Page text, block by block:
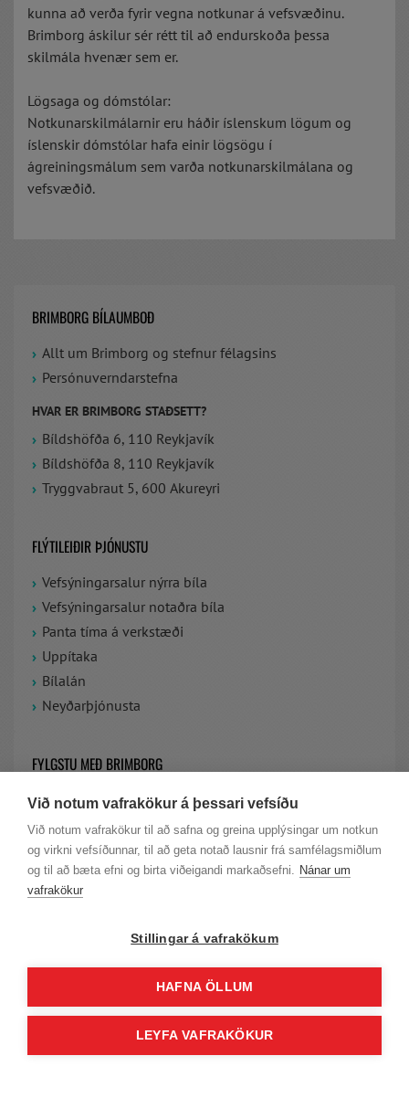
Við notum vafrakökur á þessari vefsíðu
Við notum vafrakökur til að safna og greina upplýsingar um notkun
og virkni vefsíðunnar, til að geta notað lausnir frá samfélagsmiðlum
og til að bæta efni og birta viðeigandi markaðsefni. Nánar um
vafrakökur
Stillingar á vafrakökum
HAFNA ÖLLUM
LEYFA VAFRAKÖKUR
kunna að verða fyrir vegna notkunar á vefsvæðinu.
Brimborg áskilur sér rétt til að endurskoða þessa
skilmála hvenær sem er.
Lögsaga og dómstólar:
Notkunarskilmálarnir eru háðir íslenskum lögum og
íslenskir dómstólar hafa einir lögsögu í
ágreiningsmálum sem varða notkunarskilmálana og
vefsvæðið.
BRIMBORG BÍLAUMBOÐ
Allt um Brimborg og stefnur félagsins
Persónuverndarstefna
HVAR ER BRIMBORG STAÐSETT?
Bíldshöfða 6, 110 Reykjavík
Bíldshöfða 8, 110 Reykjavík
Tryggvabraut 5, 600 Akureyri
FLÝTILEIÐIR ÞJÓNUSTU
Vefsýningarsalur nýrra bíla
Vefsýningarsalur notaðra bíla
Panta tíma á verkstæði
Uppítaka
Bílalán
Neyðarþjónusta
FYLGSTU MEÐ BRIMBORG
VIÐ ERUM Á FACEBOOK
LAUS STÖRF HJÁ BRIMBORG
© Höfundarréttur Brimborg | Persónuvernd|Skilmálar